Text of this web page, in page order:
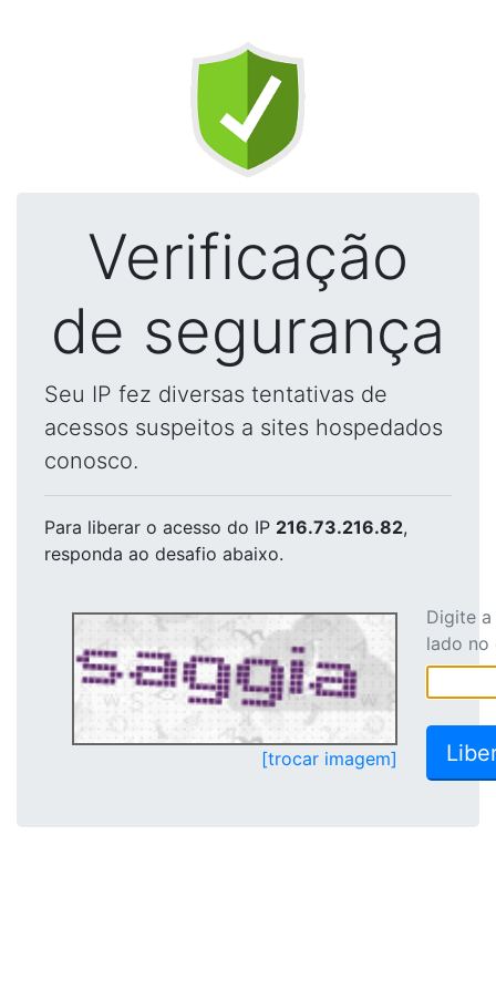
Verificação
de segurança
Seu IP fez diversas tentativas de
acessos suspeitos a sites hospedados
conosco.
Para liberar o acesso do IP 216.73.216.82,
responda ao desafio abaixo.
[trocar imagem]
Digite
lado no